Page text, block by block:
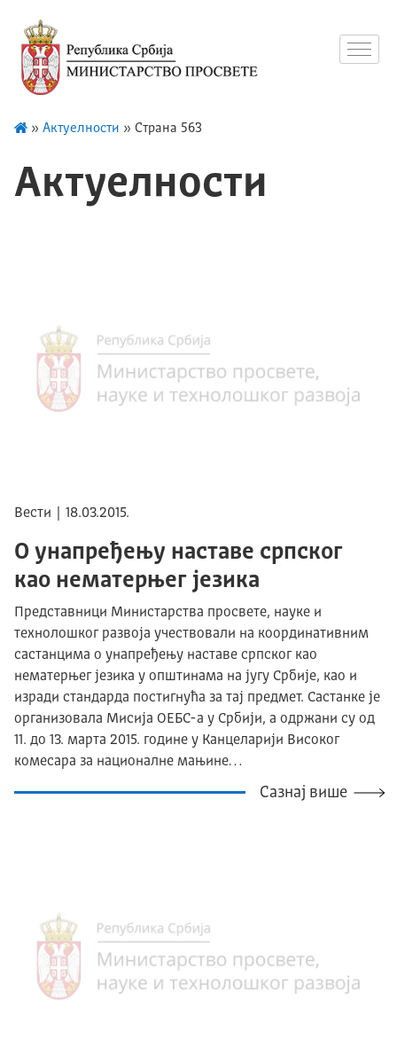
» Актуелности » Страна 563
Актуелности
Вести | 18.03.2015.
О унапређењу наставе српског
као нематерњег језика
Представници Министарства просвете, науке и
технолошког развоја учествовали на координативним
састанцима о унапређењу наставе српског као
нематерњег језика у општинама на југу Србије, као и
изради стандарда постигнућа за тај предмет. Састанке је
организовала Мисија ОЕБС-а у Србији, а одржани су од
11. до 13. марта 2015. године у Канцеларији Високог
комесара за националне мањине…
Сазнај више